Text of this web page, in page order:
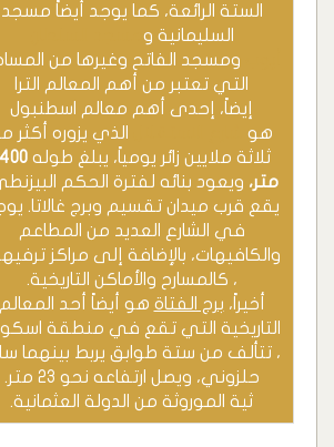
الستة الرائعة، كما يوجد أيضاً مسجد
السليمانية و
ومسجد الفاتح وغيرها من
التي تعتبر من أهم المعالم الترا
إيضاً، إحدى أهم معالم اسطنبول
هو
الذي يزوره أكثر
ثلاثة ملايين زائر يومياً، يبلغ طوله
متر، ويعود بنائه لفترة الحكم
يقع قرب ميدان تقسيم وبرج غالاتا.
في الشارع العديد من المطاعم
والكافيهات، بالإضافة إلى مراكز
، كالمسارح والأماكن التاريخية.
أخيراً، برج الفتاة هو أيضاً أحد المعالم
التاريخية التي تقع في منطقة
، تتألف من ستة طوابق يربط بينهما
حلزوني، ويصل ارتفاعه نحو 23 متر.
ثية الموروثة من الدولة العثمانية.